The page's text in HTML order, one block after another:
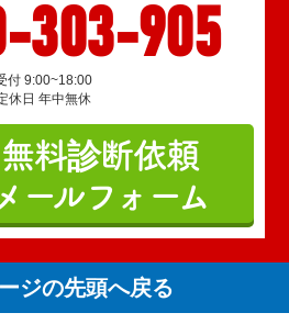
303-905
付 9:00~18:00
休日 年中無休
無料診断依頼
メールフォーム
ジの先頭へ戻る